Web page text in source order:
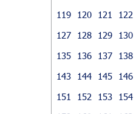
119
120 121 122
127
128 129 130
135
136 137 138
143
144 145 146
151
152 153 154